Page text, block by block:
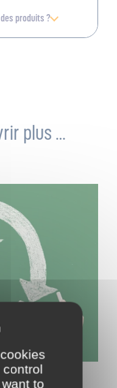
produits ?
plus …
: un levier
to